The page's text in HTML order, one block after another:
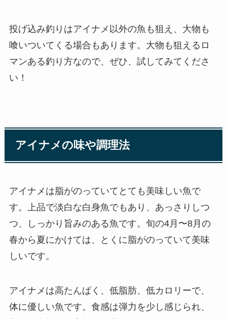
投げ込み釣りはアイナメ以外の魚も狙え、大物も
喰いついてくる場合もあります。大物も狙えるロ
マンある釣り方なので、ぜひ、試してみてくださ
い！
アイナメの味や調理法
アイナメは脂がのっていてとても美味しい魚で
す。上品で淡白な白身魚でもあり、あっさりしつ
つ、しっかり旨みのある魚です。旬の4月〜8月の
春から夏にかけては、とくに脂がのっていて美味
しいです。
アイナメは高たんぱく、低脂肪、低カロリーで、
体に優しい魚です。食感は弾力を少し感じられ、